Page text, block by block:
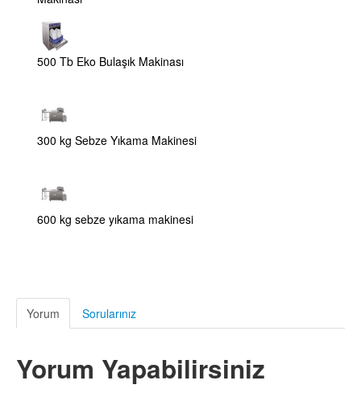
500 Tb Eko Bulaşık Makinası
300 kg Sebze Yıkama Makinesi
600 kg sebze yıkama makinesi
Yorum Sorularınız
Yorum Yapabilirsiniz